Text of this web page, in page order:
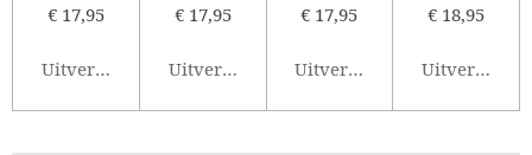
€ 17,95
Uitverkocht
€ 17,95
Uitverkocht
€ 17,95
Uitverkocht
€ 18,95
Uitverkocht